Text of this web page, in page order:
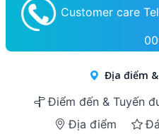
Customer care
Địa điểm
Điểm đến & Tuyến
Địa điểm